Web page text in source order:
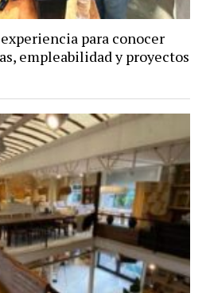
para conocer
empleabilidad y proyectos